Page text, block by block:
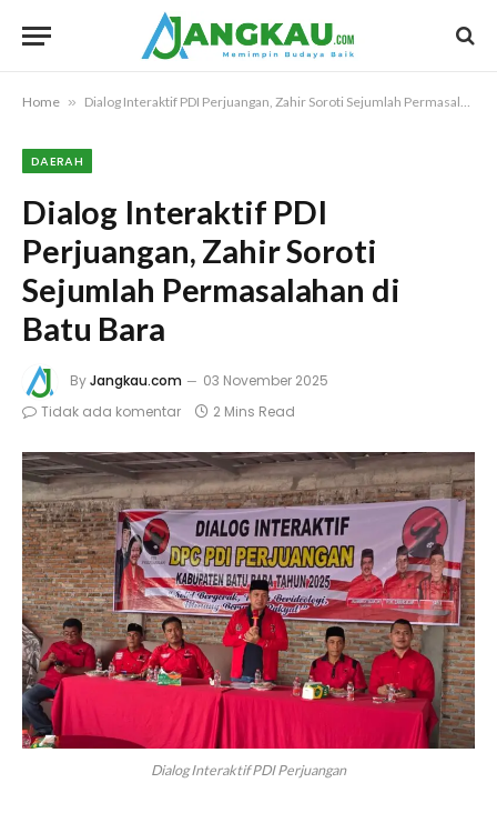
Home » Dialog Interaktif PDI Perjuangan, Zahir Soroti Sejumlah Permasalahan di Batu Bara
DAERAH
Dialog Interaktif PDI
Perjuangan, Zahir Soroti
Sejumlah Permasalahan di
Batu Bara
ByJangkau.com
03 November 2025
Tidak ada komentar
2 Mins Read
Dialog Interaktif PDI Perjuangan